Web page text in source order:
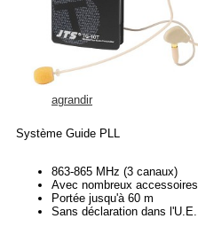
agrandir
Système Guide PLL
863-865 MHz (3 canaux)
Avec nombreux accessoires
Portée jusqu'à 60 m
Sans déclaration dans l'U.E.